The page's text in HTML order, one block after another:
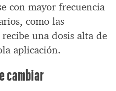
con mayor frecuencia
como las
una dosis alta de
aplicación.
cambiar